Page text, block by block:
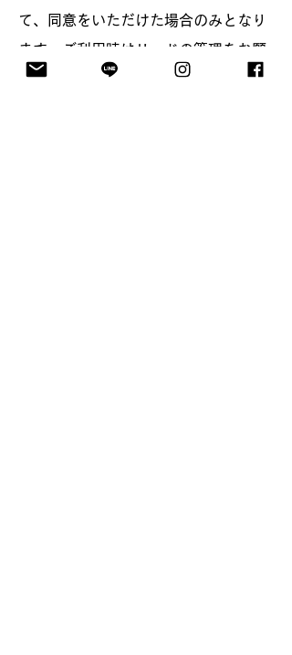
て、同意をいただけた場合のみとなり
ます。ご利用時はリードの管理をお願
いいたします。外のベンチ席をお使い